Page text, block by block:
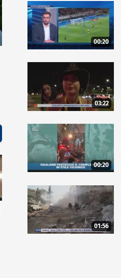
00:20
03:22
00:20
01:56